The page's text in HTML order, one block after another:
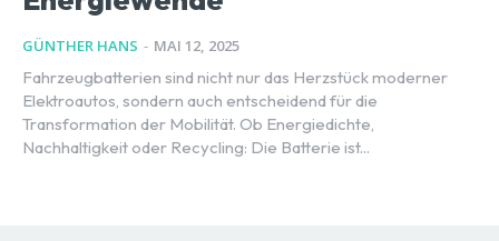
GÜNTHER HANS - MAI 12, 2025
Fahrzeugbatterien sind nicht nur das Herzstück moderner
Elektroautos, sondern auch entscheidend für die
Transformation der Mobilität. Ob Energiedichte,
Nachhaltigkeit oder Recycling: Die Batterie ist...